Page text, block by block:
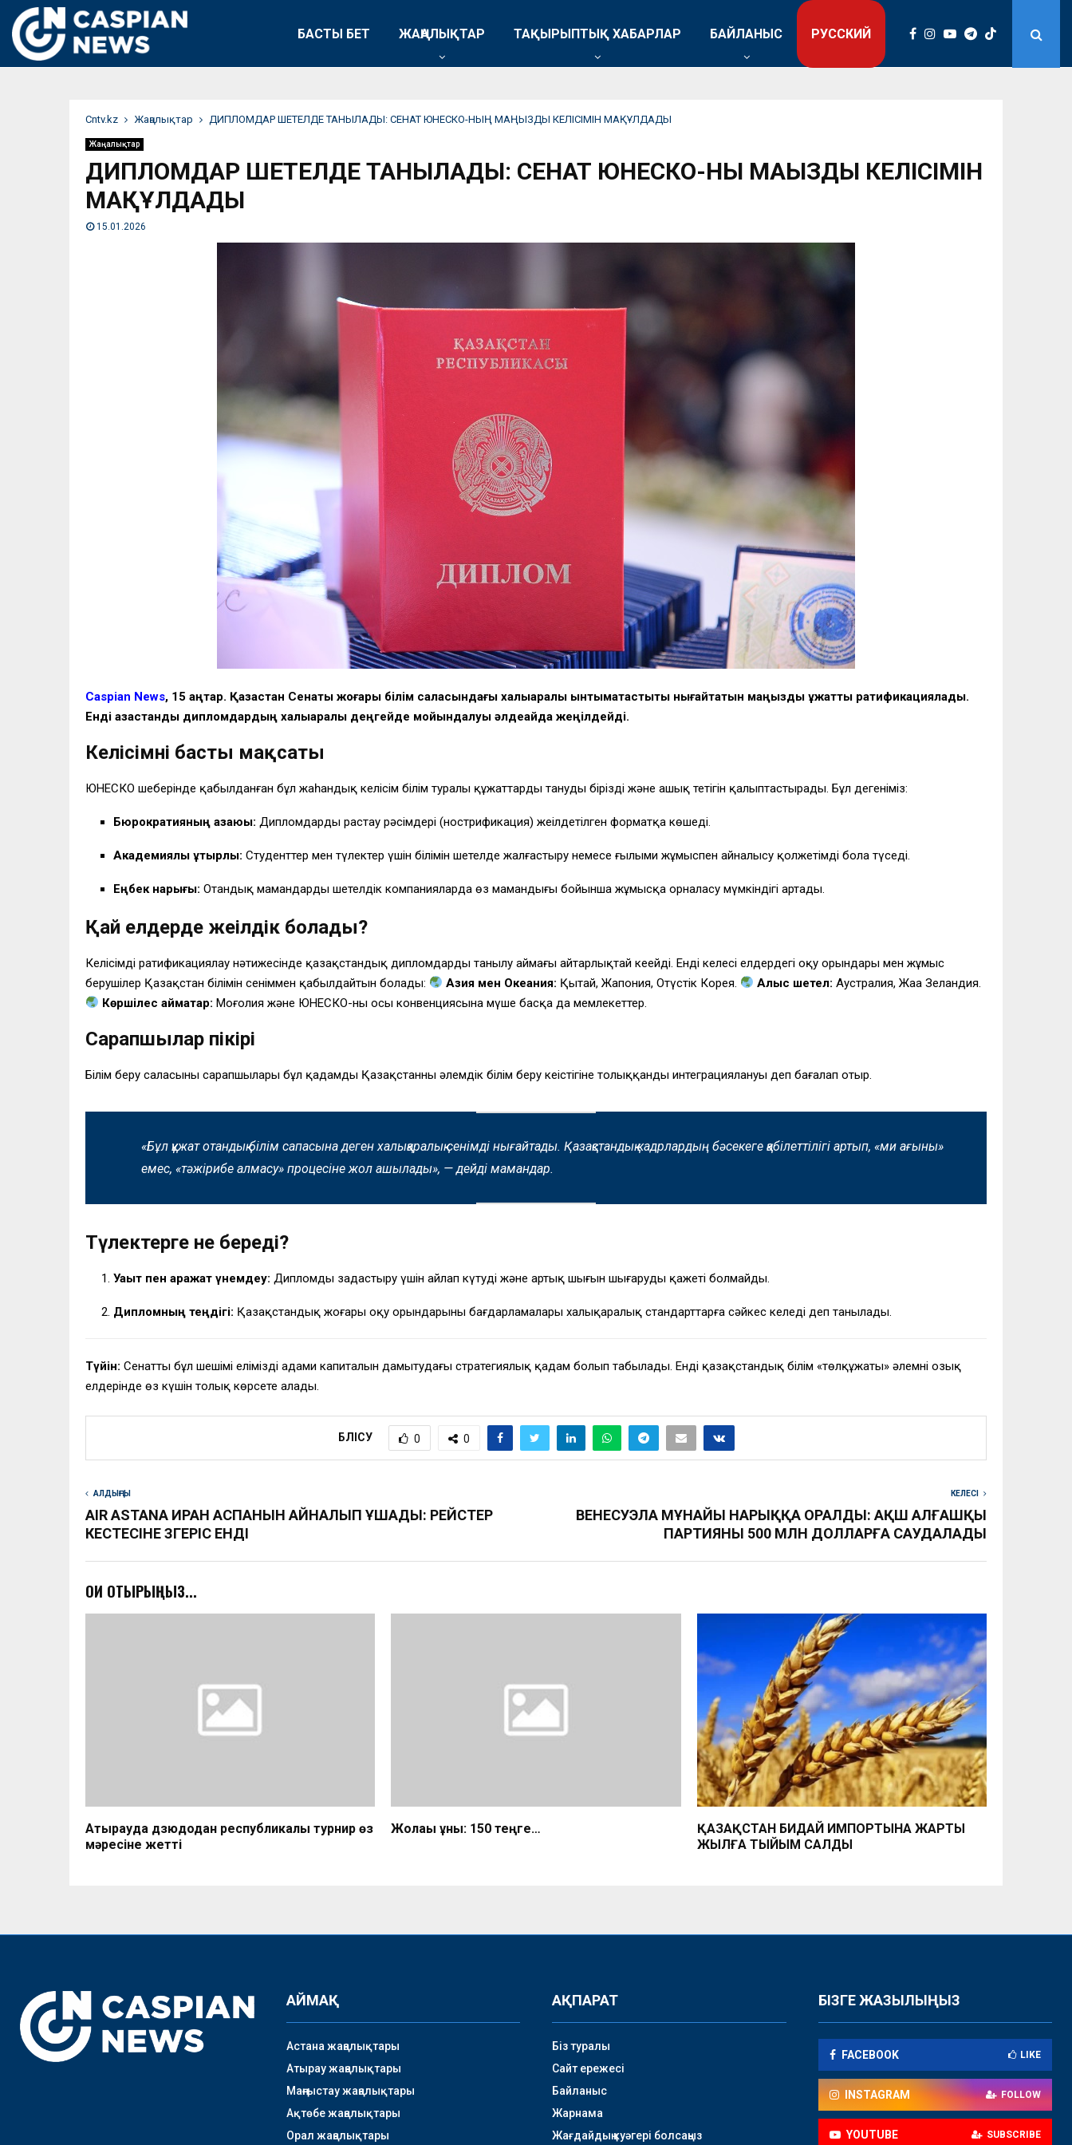
БАСТЫ БЕТ ЖАҢАЛЫҚТАР ТАҚЫРЫПТЫҚ ХАБАРЛАР БАЙЛАНЫС РУССКИЙ
Сntv.kz Жаңалықтар ДИПЛОМДАР ШЕТЕЛДЕ ТАНЫЛАДЫ: СЕНАТ ЮНЕСКО-НЫҢ МАҢЫЗДЫ КЕЛІСІМІН МАҚҰЛДАДЫ
Жаңалықтар
ДИПЛОМДАР ШЕТЕЛДЕ ТАНЫЛАДЫ: СЕНАТ ЮНЕСКО-НЫҢ МАҢЫЗДЫ КЕЛІСІМІН
МАҚҰЛДАДЫ
15.01.2026
Caspian News, 15 қаңтар. Қазақстан Сенаты жоғары білім саласындағы халықаралық ынтымақтастықты нығайтатын маңызды құжатты ратификациялады.
Енді қазақстандық дипломдардың халықаралық деңгейде мойындалуы әлдеқайда жеңілдейді.
Келісімнің басты мақсаты
ЮНЕСКО шеңберінде қабылданған бұл жаһандық келісім білім туралы құжаттарды танудың бірізді және ашық тетігін қалыптастырады. Бұл дегеніміз:
Бюрократияның азаюы: Дипломдарды растау рәсімдері (нострификация) жеңілдетілген форматқа көшеді.
Академиялық ұтқырлық: Студенттер мен түлектер үшін білімін шетелде жалғастыру немесе ғылыми жұмыспен айналысу қолжетімді бола түседі.
Еңбек нарығы: Отандық мамандардың шетелдік компанияларда өз мамандығы бойынша жұмысқа орналасу мүмкіндігі артады.
Қай елдерде жеңілдік болады?
Келісімді ратификациялау нәтижесінде қазақстандық дипломдардың танылу аймағы айтарлықтай кеңейді. Енді келесі елдердегі оқу орындары мен жұмыс
берушілер Қазақстан білімін сеніммен қабылдайтын болады:
Азия мен Океания: Қытай, Жапония, Оңтүстік Корея. Алыс шетел: Аустралия, Жаңа Зеландия.
Көршілес аймақтар: Моңғолия және ЮНЕСКО-ның осы конвенциясына мүше басқа да мемлекеттер.
Сарапшылар пікірі
Білім беру саласының сарапшылары бұл қадамды Қазақстанның әлемдік білім беру кеңістігіне толыққанды интеграциялануы деп бағалап отыр.
«Бұл құжат отандық білім сапасына деген халықаралық сенімді нығайтады. Қазақстандық кадрлардың бәсекеге қабілеттілігі артып, «ми ағыны»
емес, «тәжірибе алмасу» процесіне жол ашылады», — дейді мамандар.
Түлектерге не береді?
Уақыт пен қаражат үнемдеу: Дипломды заңдастыру үшін айлап күтудің және артық шығын шығарудың қажеті болмайды.
Дипломның теңдігі: Қазақстандық жоғары оқу орындарының бағдарламалары халықаралық стандарттарға сәйкес келеді деп танылады.
Түйін: Сенаттың бұл шешімі еліміздің адами капиталын дамытудағы стратегиялық қадам болып табылады. Енді қазақстандық білім «төлқұжаты» әлемнің озық
елдерінде өз күшін толық көрсете алады.
БӨЛІСУ 0 0
АЛДЫҢҒЫ
AIR ASTANA ИРАН АСПАНЫН АЙНАЛЫП ҰШАДЫ: РЕЙСТЕР
КЕСТЕСІНЕ ӨЗГЕРІС ЕНДІ
КЕЛЕСІ
ВЕНЕСУЭЛА МҰНАЙЫ НАРЫҚҚА ОРАЛДЫ: АҚШ АЛҒАШҚЫ
ПАРТИЯНЫ 500 МЛН ДОЛЛАРҒА САУДАЛАДЫ
ОҚИ ОТЫРЫҢЫЗ...
Атырауда дзюдодан республикалық турнир өз
мәресіне жетті
Жолақы құны: 150 теңге…
ҚАЗАҚСТАН БИДАЙ ИМПОРТЫНА ЖАРТЫ
ЖЫЛҒА ТЫЙЫМ САЛДЫ
АЙМАҚ
Астана жаңалықтары
Атырау жаңалықтары
Маңғыстау жаңалықтары
Ақтөбе жаңалықтары
Орал жаңалықтары
АҚПАРАТ
Біз туралы
Сайт ережесі
Байланыс
Жарнама
Жағдайдың куәгері болсаңыз
БІЗГЕ ЖАЗЫЛЫҢЫЗ
FACEBOOK LIKE
INSTAGRAM FOLLOW
YOUTUBE SUBSCRIBE